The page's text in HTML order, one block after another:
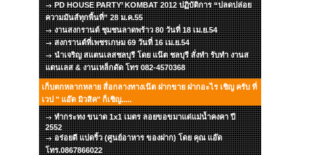
PD HOUSE PARTY’ KOMBAT 2012 ปฏิบัติการ “ปลดปล่อย
ความมันส์ทุกพื้นที่” 28 ม.ค.55
งานสงกรานต์ ชุมชนลาดพร้าว 80 วันที่ 18 เม.ย.54
สงกรานต์ที่เพชรเกษม 69 วันที่ 16 เม.ย.54
นำเจริญ สแตนเลสชลบุรี โดย แน๊ต ชลบุรี สั่งทำ รับทำ งานส
แตนเลส & งานเหล็กดัด โทร 082-4570368
เก็บตกหลากหลาย สื่อกลางทางเน๊ต ฝากขาย ฝากอะไร เชิญ ครับ ที่
เวป " แอ๊ด มิวสิค" ก็เชิญ.....
ทำกระทง ขนาด 1x1 เมตร ลอยขอขมาแด่แม่น้ำคงคา ปี
2552
อร่อยดี แปดริ้ว (ศูนย์อาหาร ของฝาก) โดย คุณ แอ๊ด
โทร.0867866022